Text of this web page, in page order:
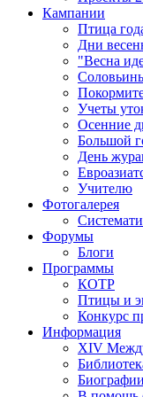
Кампании
Птица
Дни
"Весна
Учеты
Осенние
Большой
День
Учителю
Фотогалерея
Форумы
Блоги
Программы
КОТР
Птицы и
Конкурс
Информация
XIV
Биографии